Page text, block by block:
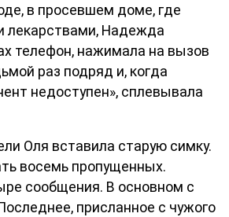
в просевшем доме, где
лекарствами, Надежда
телефон, нажимала на вызов
раз подряд и, когда
недоступен», сплевывала
Оля вставила старую симку.
восемь пропущенных.
сообщения. В основном с
присланное с чужого